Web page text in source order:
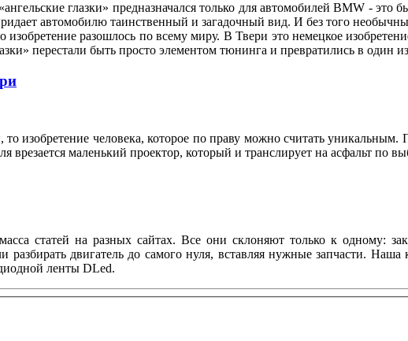
глазки» предназначался только для автомобилей BMW - это
автомобилю таинственный и загадочный вид. И без того
разошлось по всему миру. В Твери это немецкое
перестали быть просто элементом тюнинга и превратились в
изобретение человека, которое по праву можно считать
врезается маленький проектор, который и транслирует на асфальт
статей на разных сайтах. Все они склоняют только к одному:
двигатель до самого нуля, вставляя нужные запчасти.
ленты DLed.